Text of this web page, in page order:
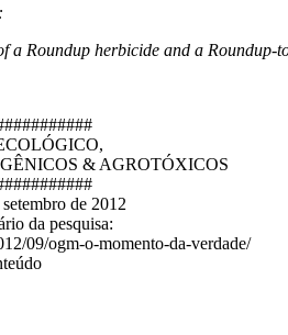
a Roundup herbicide and a Roundup-
& AGROTÓXICOS
de 2012
da pesquisa:
09/ogm-o-momento-da-verdade/